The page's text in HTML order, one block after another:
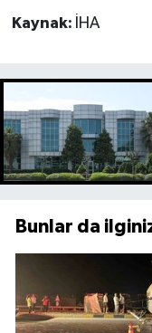
Kaynak: İHA
Bunlar da